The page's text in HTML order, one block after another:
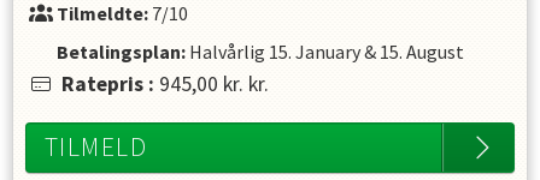
Tilmeldte:7/10
Betalingsplan: Halvårlig 15. January& 15. August
Ratepris : 945,00 kr. kr.
TILMELD